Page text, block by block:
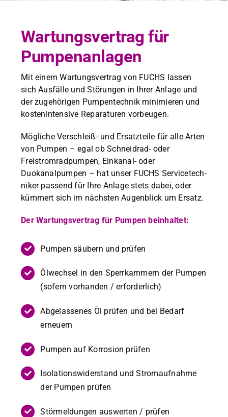
Wartungsvertrag für
Pumpenanlagen
Mit einem Wartungsver­trag von FUCHS lassen
sich Aus­fälle und Störun­gen in Ihrer Anlage und
der zuge­höri­gen Pumpen­tech­nik min­imieren und
kosten­in­ten­sive Repara­turen vor­beu­gen.
Mögliche Ver­schleiß- und Ersatzteile für alle Arten
von Pumpen – egal ob Schnei­drad- oder
Freistrom­rad­pumpen, Einkanal- oder
Duokanalpumpen – hat unser FUCHS Ser­vicetech­
niker passend für Ihre Anlage stets dabei, oder
küm­mert sich im näch­sten Augen­blick um Ersatz.
Der Wartungsver­trag für Pumpen bein­hal­tet:
Pumpen säu­bern und prüfen
Ölwech­sel in den Sper­rkam­mern der Pumpen
(sofern vorhan­den / erforder­lich)
Abge­lassenes Öl prüfen und bei Bedarf
erneuern
Pumpen auf Kor­ro­sion prüfen
Iso­la­tion­swider­stand und Stro­mauf­nahme
der Pumpen prüfen
Störmel­dun­gen auswerten / prüfen